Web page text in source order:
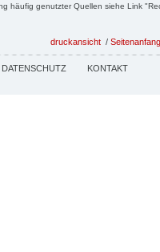
häufig genutzter Quellen siehe Link
druckansicht / Seitenanfang
KONTAKT